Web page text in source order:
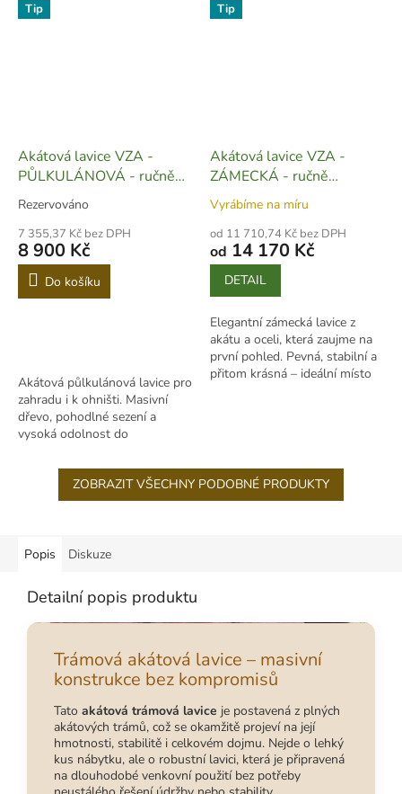
Tip
Akátová lavice VZA -
PŮLKULÁNOVÁ - ručně
vyrobená - PK003
Rezervováno
7 355,37 Kč bez DPH
8 900 Kč
Do košíku
Akátová půlkulánová lavice pro
zahradu i k ohništi. Masivní
dřevo, pohodlné sezení a
vysoká odolnost do
Tip
Akátová lavice VZA -
ZÁMECKÁ - ručně
vyrobená - L05
Vyrábíme na míru
od 11 710,74 Kč bez DPH
od 14 170 Kč
DETAIL
Elegantní zámecká lavice z
akátu a oceli, která zaujme na
první pohled. Pevná, stabilní a
přitom krásná – ideální místo
ZOBRAZIT VŠECHNY PODOBNÉ PRODUKTY
Popis Diskuze
Detailní popis produktu
Trámová akátová lavice – masivní
konstrukce bez kompromisů
Tato akátová trámová lavice je postavená z plných
akátových trámů, což se okamžitě projeví na její
hmotnosti, stabilitě i celkovém dojmu. Nejde o lehký
kus nábytku, ale o robustní lavici, která je připravená
na dlouhodobé venkovní použití bez potřeby